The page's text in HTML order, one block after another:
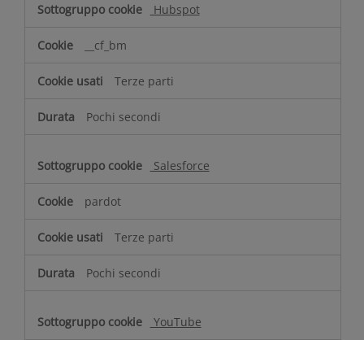
Hubspot
__cf_bm
Terze parti
Pochi secondi
Salesforce
pardot
Terze parti
Pochi secondi
YouTube